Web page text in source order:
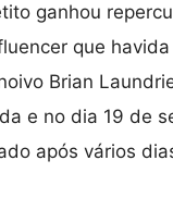
ganhou
que
Brian
e no dia 19 de
após vários